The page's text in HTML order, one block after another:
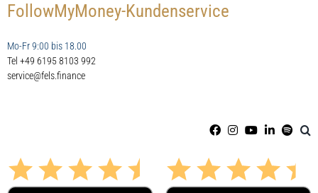
FollowMyMoney-Kundenservice
Mo-Fr 9:00 bis 18.00
Tel +49 6195 8103 992
service@fels.finance